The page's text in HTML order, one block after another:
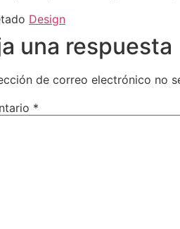
Design
una respuesta
de correo electrónico no
*